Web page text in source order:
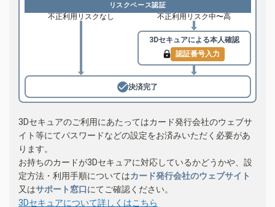
リスクベース認証
不正利用リスクなし 不正利用リスク中〜高
3Dセキュアによる本人確認
認証番号入力
決済完了
3Dセキュアのご利用にあたってはカード発行会社のウェブサ
イト等にてパスワードなどの設定をお済みいただく必要があ
ります。
お持ちのカードが3Dセキュアに対応しているかどうかや、設
定方法・利用手順についてはカード発行会社のウェブサイト
又はサポート窓口にてご確認ください。
3Dセキュアについて詳しくはこちら